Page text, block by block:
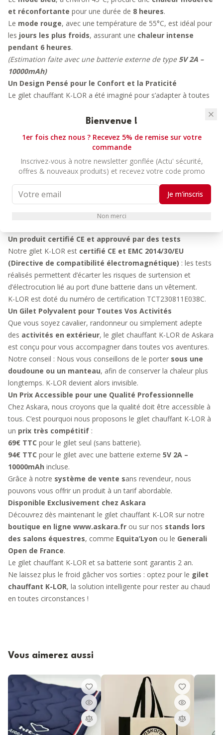
et réconfortante pour une durée de 8 heures.
Le mode rouge, avec une température de 55°C, est idéal pour
les jours les plus froids, assurant une chaleur intense
pendant 6 heures.
(Estimation faite avec une batterie externe de type 5V 2A –
10000mAh)
Un Design Pensé pour le Confort et la Praticité
Le gilet chauffant K-LOR a été imaginé pour s’adapter à toutes
et sonstyle sobre en coloris noir
en font
les femmes. Lafermeture éclairet lesdeux poches avant
vos essentiels à portée de main. Dans la poche droite se trouve
le câble d’alimentation où vous pourrez placer votre batterie
externe.
Pour préserver ses performances, nous recommandons un
, garantissant ainsi une
Un produit certifié CE et approuvé par des tests
Notre gilet K-LOR est certifié CE et EMC 2014/30/EU
(Directive de compatibilité électromagnétique) : les tests
réalisés permettent d’écarter les risques de surtension et
d’électrocution lié au port d’une batterie dans un vêtement.
K-LOR est doté du numéro de certification TCT230811E038C.
Un Gilet Polyvalent pour Toutes Vos Activités
Que vous soyez cavalier, randonneur ou simplement adepte
des activités en extérieur, le gilet chauffant K-LOR de Askara
est conçu pour vous accompagner dans toutes vos aventures.
Notre conseil : Nous vous conseillons de le porter sous une
doudoune ou un manteau, afin de conserver la chaleur plus
longtemps. K-LOR devient alors invisible.
Un Prix Accessible pour une Qualité Professionnelle
Chez Askara, nous croyons que la qualité doit être accessible à
tous. C’est pourquoi nous proposons le gilet chauffant K-LOR à
un prix très compétitif :
69€ TTC pour le gilet seul (sans batterie).
94€ TTC pour le gilet avec une batterie externe 5V 2A –
10000mAh incluse.
Grâce à notre système de vente sans revendeur, nous
pouvons vous offrir un produit à un tarif abordable.
Disponible Exclusivement chez Askara
Découvrez dès maintenant le gilet chauffant K-LOR sur notre
boutique en ligne www.askara.fr ou sur nos stands lors
des salons équestres, comme Equita’Lyon ou le Generali
Open de France.
Le gilet chauffant K-LOR et sa batterie sont garantis 2 an.
Ne laissez plus le froid gâcher vos sorties : optez pour le gilet
chauffant K-LOR, la solution intelligente pour rester au chaud
en toutes circonstances !
Vous aimerez aussi
Bienvenue !
1er fois chez nous ? Recevez 5% de remise sur votre
commande
Inscrivez-vous à notre newsletter gonflée (Actu' sécurité,
offres & nouveaux produits) et recevez votre code promo
Je m'inscris
Non merci